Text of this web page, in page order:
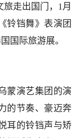
走出国门，1月
铃铛舞》表演团
国际旅游展。
蒙演艺集团的演
的节奏、豪迈奔
耳的铃铛声与矫